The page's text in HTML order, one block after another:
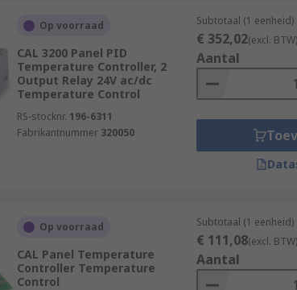
Op voorraad
CAL 3200 Panel PID
Temperature Controller, 2
Output Relay 24V ac/dc
Temperature Control
RS-stocknr. 196-6311
Fabrikantnummer 320050
Subtotaal (1 eenheid)
€ 352,02(excl. BTW)
Aantal
Op voorraad
CAL Panel Temperature
Controller Temperature
Control
Subtotaal (1 eenheid)
€ 111,08(excl. BTW)
Aantal